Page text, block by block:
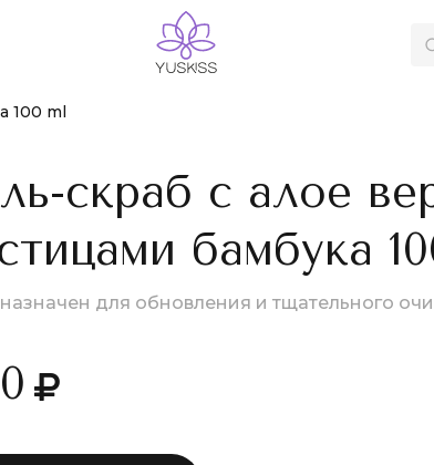
100 ml
скраб с алое
бамбука
для обновления и тщательного